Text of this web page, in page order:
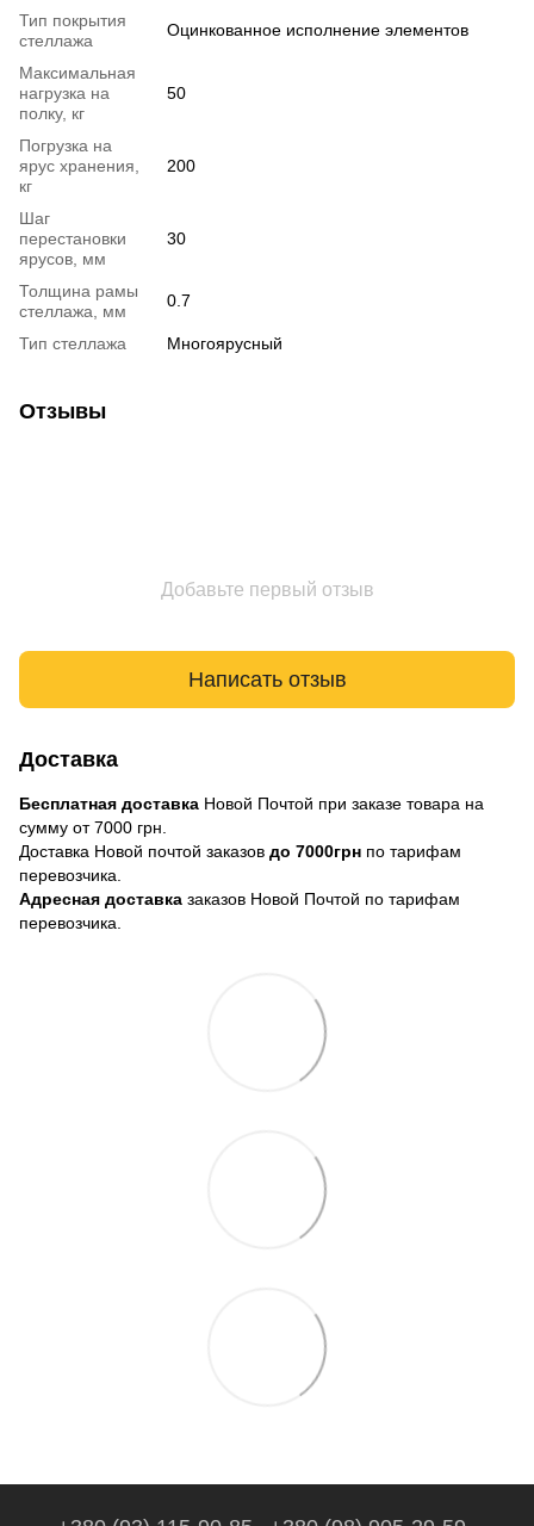
Тип покрытия
стеллажа
Оцинкованное исполнение элементов
Максимальная
нагрузка на
полку, кг
50
Погрузка на
ярус хранения,
кг
200
Шаг
перестановки
ярусов, мм
30
Толщина рамы
стеллажа, мм
0.7
Тип стеллажа Многоярусный
Отзывы
Добавьте первый отзыв
Написать отзыв
Доставка
Бесплатная доставка Новой Почтой при заказе товара на
сумму от 7000 грн.
Доставка Новой почтой заказов до 7000грн по тарифам
перевозчика.
Адресная доставка заказов Новой Почтой по тарифам
перевозчика.